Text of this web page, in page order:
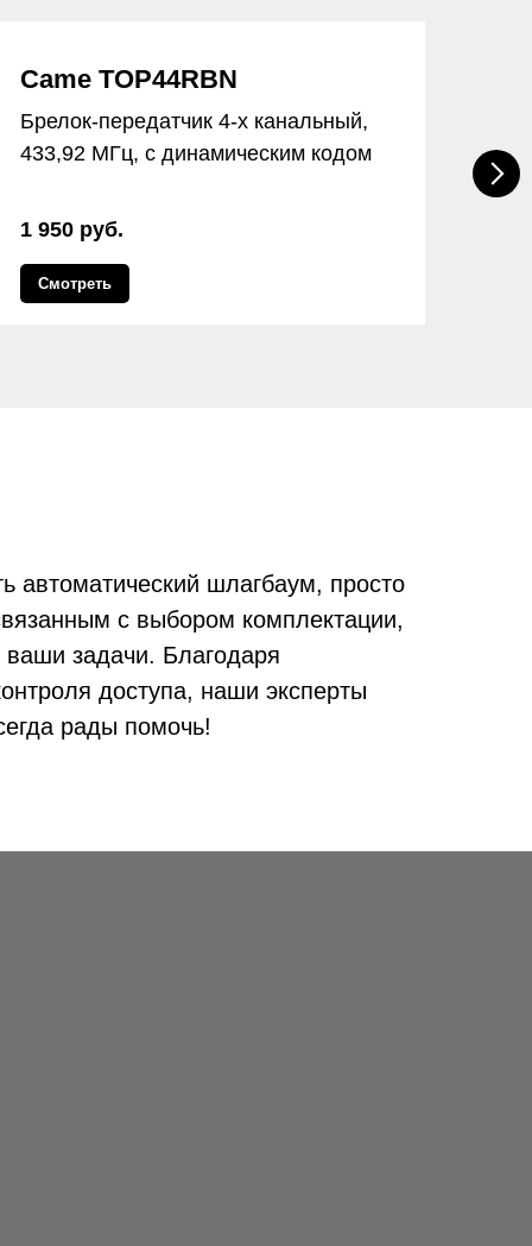
Came TOP44RBN
Брелок-передатчик 4-х канальный,
433,92 МГц, с динамическим кодом
1 950 руб.
Смотреть
с
автоматический шлагбаум, просто
с выбором комплектации,
задачи. Благодаря
доступа, наши эксперты
рады помочь!